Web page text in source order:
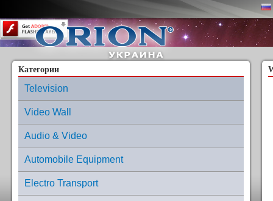
Content on this page requires a newer version of Adobe Flash Player.
Категории
Television
Video Wall
Audio & Video
Automobile Equipment
Electro Transport